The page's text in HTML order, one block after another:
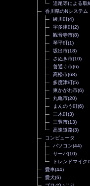
追尾等による取
香川県のNシステム
綾川町(4)
宇多津町(2)
観音寺市(8)
琴平町(1)
坂出市(18)
さぬき市(10)
善通寺市(6)
高松市(68)
多度津町(5)
東かがわ市(6)
丸亀市(20)
まんのう町(6)
三木町(3)
三豊市(13)
高速道路(3)
コンピュータ
パソコン(44)
サーバ(10)
トレンドマイク
愛車(44)
愛犬(6)